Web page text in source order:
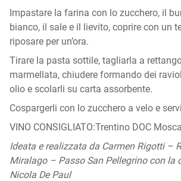
Impastare la farina con lo zucchero, il
bianco, il sale e il lievito, coprire con un
riposare per un’ora.
Tirare la pasta sottile, tagliarla a
marmellata, chiudere formando dei
olio e scolarli su carta assorbente.
Cospargerli con lo zucchero a velo e
VINO CONSIGLIATO:Trentino DOC
Ideata e realizzata da Carmen Rigotti –
Miralago – Passo San Pellegrino con la
Nicola De Paul